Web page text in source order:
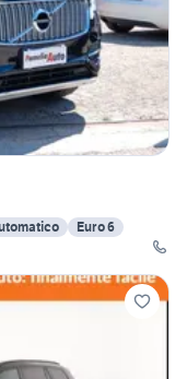
Euro 6